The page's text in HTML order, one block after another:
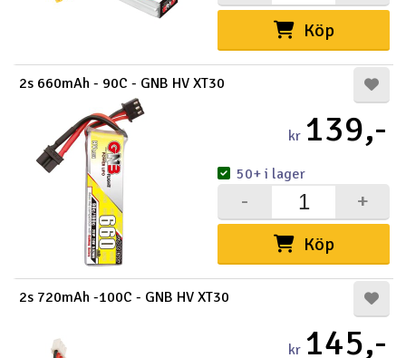
Köp
2s 660mAh - 90C - GNB HV XT30
kr 139,-
Köp
+
-
50+ i lager
2s 720mAh -100C - GNB HV XT30
kr 145,-